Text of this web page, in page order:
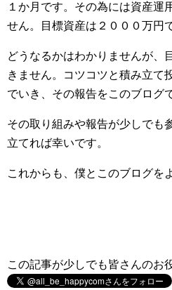
１か月です。その為には資産運
せん。目標資産は２０００万円
どうなるかはわかりませんが、
きません。コツコツと積み立て
でいき、その報告をこのブログ
その取り組みや報告が少しでも
立てれば幸いです。
これからも、僕とこのブログを
この記事が少しでも皆さんのお